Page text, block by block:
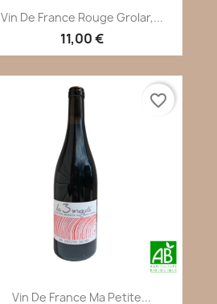
Aperçu rapide
Vin De France Rouge Grolar,...
11,00 €
 Aperçu rapide
Vin De France Ma Petite...
favorite_border